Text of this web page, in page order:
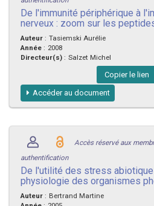
De l'immunité périphérique à
nerveux : zoom sur les
Auteur : Tasiemski Aurélie
Année : 2008
Directeur(s) : Salzet Michel
Copier le lien
Accéder au document
Accès réservé aux
authentification
De l'utilité des stress
physiologie des organismes
Auteur : Bertrand Martine